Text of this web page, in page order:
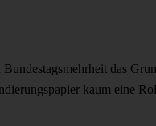
das
kaum eine